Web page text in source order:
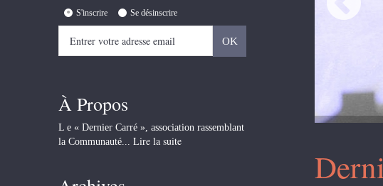
S'inscrire Se désinscrire
À Propos
L e « Dernier Carré », association rassemblant
la Communauté... Lire la suite